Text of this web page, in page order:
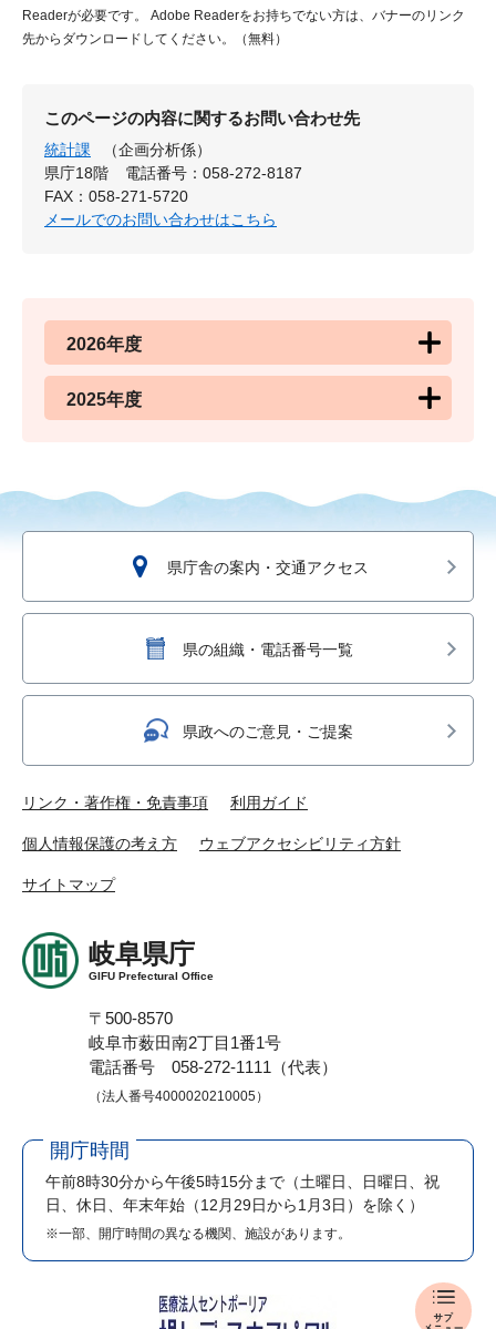
報
Readerが必要です。
Adobe Readerをお持ちでない方は、バナーのリンク
先からダウンロードしてください。（無料）
このページの内容に関するお問い合わせ先
統計課
（企画分析係）
県庁18階
電話番号：058-272-8187
FAX：058-271-5720
メールでのお問い合わせはこちら
2026年度
2025年度
県庁舎の案内・交通アクセス
県の組織・電話番号一覧
県政へのご意見・ご提案
リンク・著作権・免責事項 利用ガイド
個人情報保護の考え方 ウェブアクセシビリティ方針
サイトマップ
岐阜県庁
GIFU Prefectural Office
〒500-8570
岐阜市薮田南2丁目1番1号
電話番号 058-272-1111（代表）
（法人番号4000020210005）
開庁時間
午前8時30分から午後5時15分まで （土曜日、日曜日、祝
日、休日、年末年始（12月29日から1月3日）を除く）
※一部、開庁時間の異なる機関、施設があります。